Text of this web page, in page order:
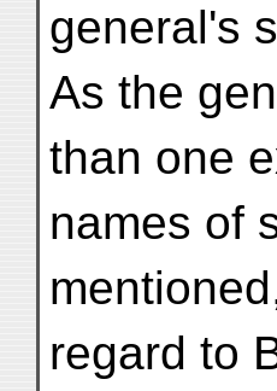
general's
As the
than one
names of
regard to